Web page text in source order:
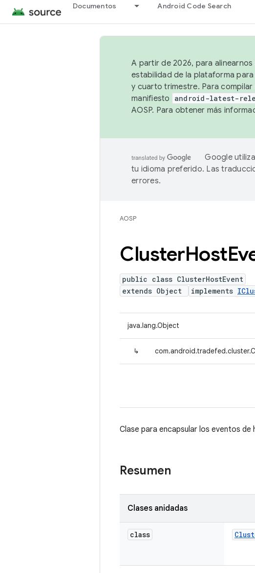
Documentos Android Code Search
A partir de 2026, para
estabilidad de la plataforma
y cuarto trimestre. Para compilar
manifiesto
android-latest-
AOSP. Para obtener más
Google
tu idioma preferido. Las
errores.
AOSP
ClusterHost
public class ClusterHostEvent
extends Object
implements
java.lang.Object
↳
Clase para encapsular los eventos
Resumen
Clases anidadas
class